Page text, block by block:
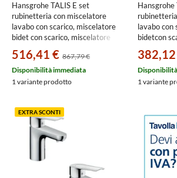
Hansgrohe TALIS E set
rubinetteria con miscelatore
lavabo con scarico, miscelatore
bidet con scarico, miscelatore
e corpo incasso, finitura cromo
SETALE003
516,41 € 867,79 €
Disponibilità immediata
1 variante prodotto
Hansgrohe
lavabo con
bidetcon
1 variante
EXTRA SCONTI